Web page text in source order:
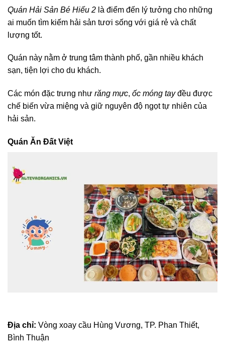
Quán Hải Sản Bé Hiếu 2 là điểm đến lý tưởng cho những
ai muốn tìm kiếm hải sản tươi sống với giá rẻ và chất
lượng tốt.
Quán này nằm ở trung tâm thành phố, gần nhiều khách
sạn, tiện lợi cho du khách.
Các món đặc trưng như răng mực, ốc móng tayđều được
chế biến vừa miệng và giữ nguyên độ ngọt tự nhiên của
hải sản.
Quán Ăn Đất Việt
Địa chỉ: Vòng xoay cầu Hùng Vương, TP. Phan Thiết,
Bình Thuận